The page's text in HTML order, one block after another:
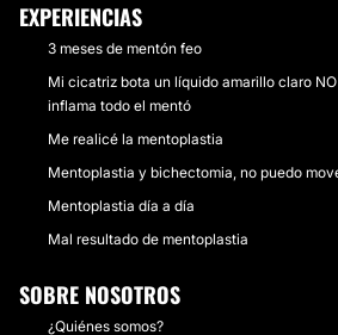
EXPERIENCIAS
3 meses de mentón feo
Mi cicatriz bota un líquido amarillo claro
inflama todo el mentó
Me realicé la mentoplastia
Mentoplastia y bichectomia, no puedo
Mentoplastia día a día
Mal resultado de mentoplastia
SOBRE NOSOTROS
¿Quiénes somos?